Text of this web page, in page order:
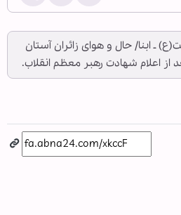
ـ ابنا/ حال و هوای زائران آستان
اعلام شهادت رهبر معظم انقلاب.